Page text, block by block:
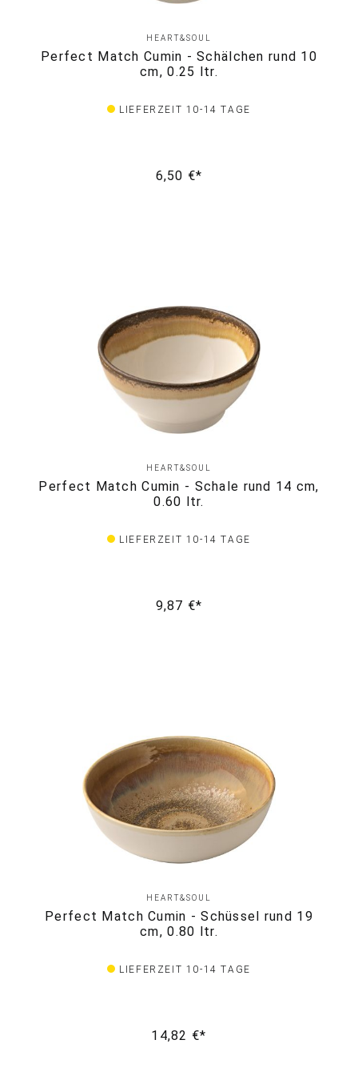
HEART&SOUL
Perfect Match Cumin - Schälchen rund 10
cm, 0.25 ltr.
LIEFERZEIT 10-14 TAGE
6,50 €*
HEART&SOUL
Perfect Match Cumin - Schale rund 14 cm,
0.60 ltr.
LIEFERZEIT 10-14 TAGE
9,87 €*
HEART&SOUL
Perfect Match Cumin - Schüssel rund 19
cm, 0.80 ltr.
LIEFERZEIT 10-14 TAGE
14,82 €*